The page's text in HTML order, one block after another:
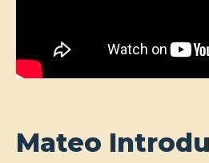
Mateo